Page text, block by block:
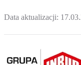
Data aktualizacji: